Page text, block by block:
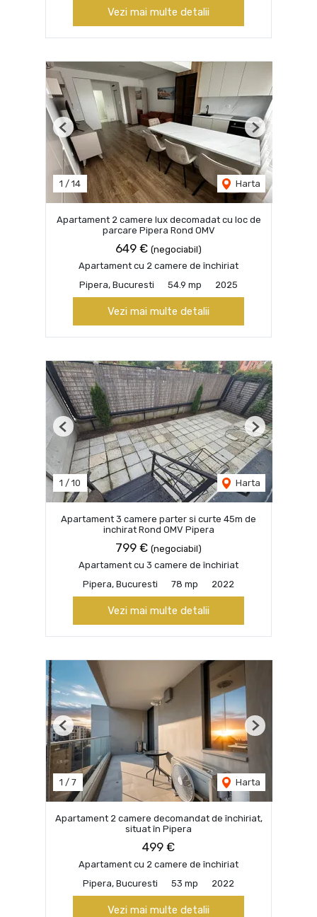
Vezi mai multe detalii
1 / 14 Harta
Previous Next
Apartament 2 camere lux decomadat cu loc de
parcare Pipera Rond OMV
649 € (negociabil)
Apartament cu 2 camere de închiriat
Pipera, Bucuresti
54.9 mp 2025
Vezi mai multe detalii
1 / 10 Harta
Previous Next
Apartament 3 camere parter si curte 45m de
inchirat Rond OMV Pipera
799 € (negociabil)
Apartament cu 3 camere de închiriat
Pipera, Bucuresti
78 mp 2022
Vezi mai multe detalii
1 / 7 Harta
Previous Next
Apartament 2 camere decomandat de închiriat,
situat în Pipera
499 €
Apartament cu 2 camere de închiriat
Pipera, Bucuresti
53 mp 2022
Vezi mai multe detalii